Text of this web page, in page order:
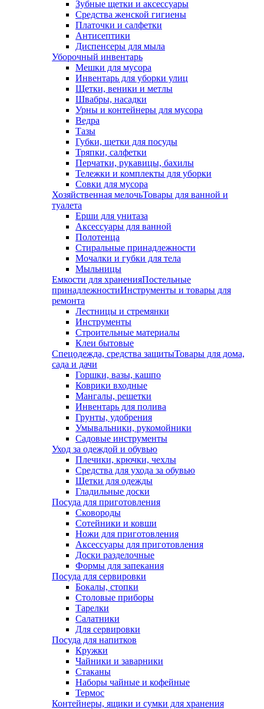
Зубные щетки и аксессуары
Средства женской гигиены
Платочки и салфетки
Антисептики
Диспенсеры для мыла
Уборочный инвентарь
Мешки для мусора
Инвентарь для уборки улиц
Щетки, веники и метлы
Швабры, насадки
Урны и контейнеры для мусора
Ведра
Тазы
Губки, щетки для посуды
Тряпки, салфетки
Перчатки, рукавицы, бахилы
Тележки и комплекты для уборки
Совки для мусора
Хозяйственная мелочьТовары для ванной и
туалета
Ерши для унитаза
Аксессуары для ванной
Полотенца
Стиральные принадлежности
Мочалки и губки для тела
Мыльницы
Емкости для храненияПостельные
принадлежностиИнструменты и товары для
ремонта
Лестницы и стремянки
Инструменты
Строительные материалы
Клеи бытовые
Спецодежда, средства защитыТовары для дома,
сада и дачи
Горшки, вазы, кашпо
Коврики входные
Мангалы, решетки
Инвентарь для полива
Грунты, удобрения
Умывальники, рукомойники
Садовые инструменты
Уход за одеждой и обувью
Плечики, крючки, чехлы
Средства для ухода за обувью
Щетки для одежды
Гладильные доски
Посуда для приготовления
Сковороды
Сотейники и ковши
Ножи для приготовления
Аксессуары для приготовления
Доски разделочные
Формы для запекания
Посуда для сервировки
Бокалы, стопки
Столовые приборы
Тарелки
Салатники
Для сервировки
Посуда для напитков
Кружки
Чайники и заварники
Стаканы
Наборы чайные и кофейные
Термос
Контейнеры, ящики и сумки для хранения